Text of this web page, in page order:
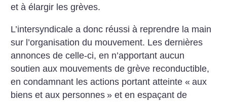
et à élargir les grèves.
L’intersyndicale a donc réussi à reprendre la main
sur l’organisation du mouvement. Les dernières
annonces de celle-ci, en n’apportant aucun
soutien aux mouvements de grève reconductible,
en condamnant les actions portant atteinte « aux
biens et aux personnes » et en espaçant de